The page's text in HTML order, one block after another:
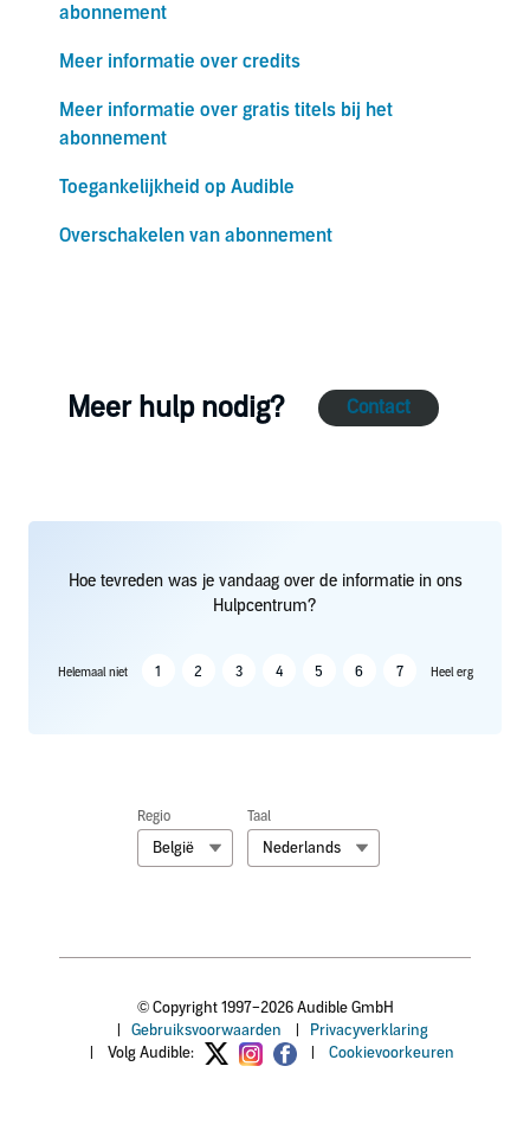
abonnement
Meer informatie over credits
Meer informatie over gratis titels bij het
abonnement
Toegankelijkheid op Audible
Overschakelen van abonnement
Meer hulp nodig? Contact
Hoe tevreden was je vandaag over de informatie in ons
Hulpcentrum?
Helemaal niet 1 2 3 4 5 6 7 Heel erg
Regio
België
Taal
Nederlands
© Copyright 1997–2026 Audible GmbH
Gebruiksvoorwaarden
Privacyverklaring
Volg Audible: Cookievoorkeuren